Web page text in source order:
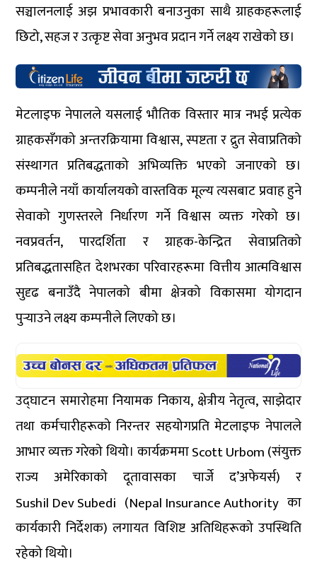
सञ्चालनलाई अझ प्रभावकारी बनाउनुका साथै ग्राहकहरूलाई
छिटो, सहज र उत्कृष्ट सेवा अनुभव प्रदान गर्ने लक्ष्य राखेको छ।
मेटलाइफ नेपालले यसलाई भौतिक विस्तार मात्र नभई प्रत्येक
ग्राहकसँगको अन्तरक्रियामा विश्वास, स्पष्टता र द्रुत सेवाप्रतिको
संस्थागत प्रतिबद्धताको अभिव्यक्ति भएको जनाएको छ।
कम्पनीले नयाँ कार्यालयको वास्तविक मूल्य त्यसबाट प्रवाह हुने
सेवाको गुणस्तरले निर्धारण गर्ने विश्वास व्यक्त गरेको छ।
नवप्रवर्तन, पारदर्शिता र ग्राहक-केन्द्रित सेवाप्रतिको
प्रतिबद्धतासहित देशभरका परिवारहरूमा वित्तीय आत्मविश्वास
सुदृढ बनाउँदै नेपालको बीमा क्षेत्रको विकासमा योगदान
पुर्‍याउने लक्ष्य कम्पनीले लिएको छ।
उद्घाटन समारोहमा नियामक निकाय, क्षेत्रीय नेतृत्व, साझेदार
तथा कर्मचारीहरूको निरन्तर सहयोगप्रति मेटलाइफ नेपालले
आभार व्यक्त गरेको थियो। कार्यक्रममाScott Urbom(संयुक्त
राज्य अमेरिकाको दूतावासका चार्जे द’अफेयर्स) र
Sushil Dev Subedi (Nepal Insurance Authority का
कार्यकारी निर्देशक) लगायत विशिष्ट अतिथिहरूको उपस्थिति
रहेको थियो।